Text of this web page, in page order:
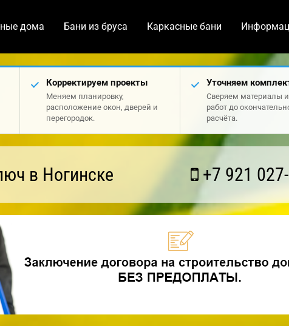
дома Бани из бруса Каркасные бани
Корректируем проекты
Меняем планировку,
расположение окон, дверей и
перегородок.
Уточняем
Сверяем материалы и
работ до
расчёта.
в Ногинске +7 921